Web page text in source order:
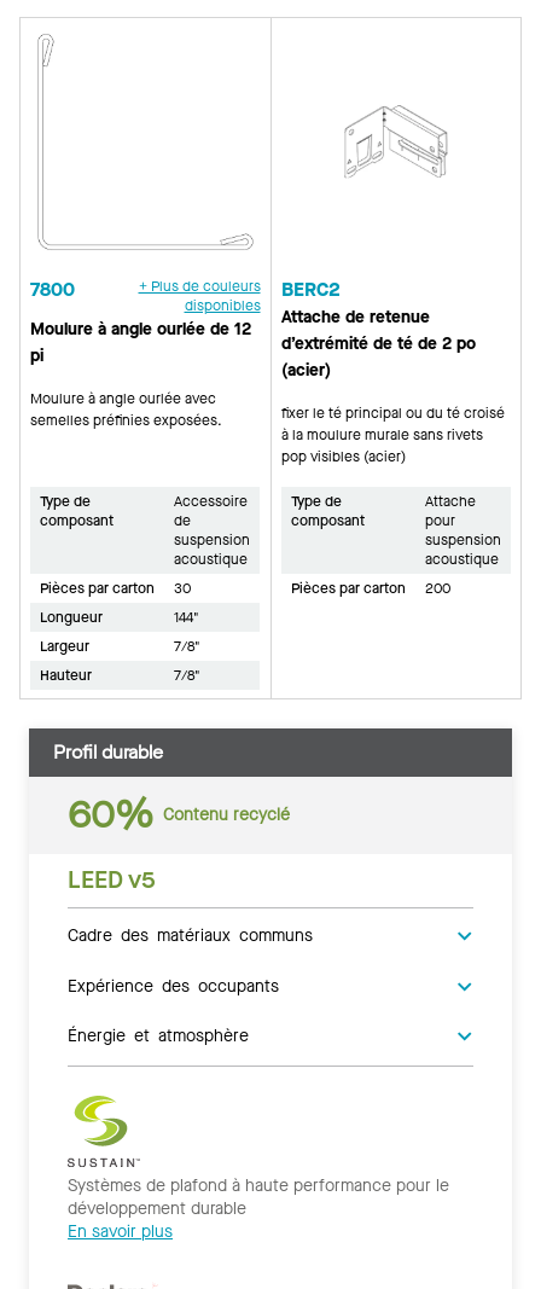
7800
+ Plus de couleurs
disponibles
Moulure à angle ourlée de 12
pi
Moulure à angle ourlée avec
semelles préfinies exposées.
Type de
composant
Accessoire
de
suspension
acoustique
Pièces par carton
30
Longueur
144"
Largeur
7/8"
Hauteur
7/8"
BERC2
Attache de retenue
d’extrémité de té de 2 po
(acier)
fixer le té principal ou du té croisé
à la moulure murale sans rivets
pop visibles (acier)
Type de
composant
Attache
pour
suspension
acoustique
Pièces par carton
200
Profil durable
60% Contenu recyclé
LEED v5
Cadre des matériaux communs
Expérience des occupants
Énergie et atmosphère
Systèmes de plafond à haute performance pour le
développement durable
En savoir plus